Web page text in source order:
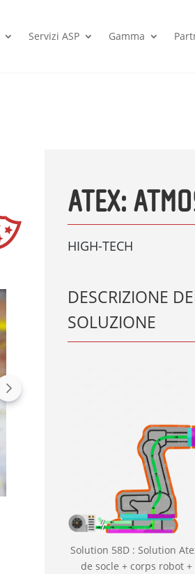
Servizi ASP Gamma
ATEX:
HIGH-TECH
DESCRIZIONE
SOLUZIONE
Solution 58D : Solution
de socle + corps robot